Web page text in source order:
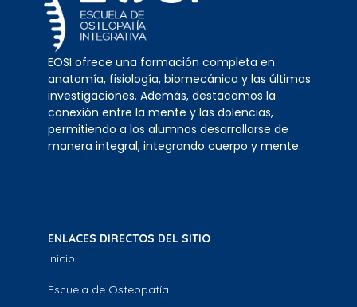
EOSI ofrece una formación completa en
anatomía, fisiología, biomecánica y las últimas
investigaciones. Además, destacamos la
conexión entre la mente y las dolencias,
permitiendo a los alumnos desarrollarse de
manera integral, integrando cuerpo y mente.
ENLACES DIRECTOS DEL SITIO
Inicio
Escuela de Osteopatía